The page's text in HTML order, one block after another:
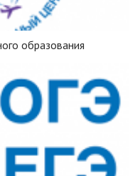
образования